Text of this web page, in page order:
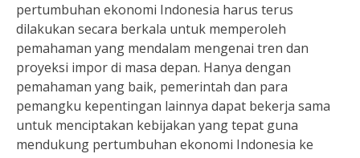
pertumbuhan ekonomi Indonesia harus terus
dilakukan secara berkala untuk memperoleh
pemahaman yang mendalam mengenai tren dan
proyeksi impor di masa depan. Hanya dengan
pemahaman yang baik, pemerintah dan para
pemangku kepentingan lainnya dapat bekerja sama
untuk menciptakan kebijakan yang tepat guna
mendukung pertumbuhan ekonomi Indonesia ke